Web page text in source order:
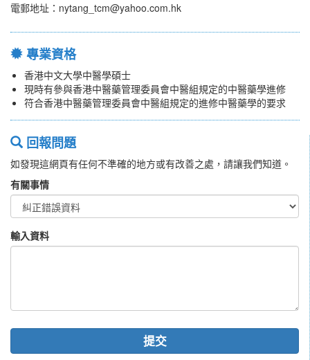
電郵地址：nytang_tcm@yahoo.com.hk
專業資格
香港中文大學中醫學碩士
現時有參與香港中醫藥管理委員會中醫組規定的中醫藥學進修
符合香港中醫藥管理委員會中醫組規定的進修中醫藥學的要求
回報問題
如發現這網頁有任何不準確的地方或有改善之處，請讓我們知道。
有關事情
輸入資料
提交